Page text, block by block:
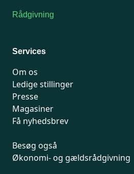
Rådgivning
Services
Om os
Ledige stillinger
Presse
Magasiner
Få nyhedsbrev
Besøg også
Økonomi- og gældsrådgivning